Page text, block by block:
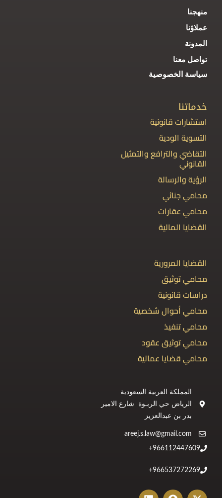
منهجنا
عملاؤنا
المدونة
تواصل معنا
سياسة الخصوصية
خدماتنا
استشارات قانونية
التسوية الودية
التقاضي والترافع والتمثيل
القانوني
الرؤية والرسالة
محامي جنائي
محامي عقارات
القضايا المالية
القضايا المرورية
محامي توثيق
دراسات قانونية
محامي أحوال شخصية
محامي تنفيذ
محامي توثيق عقود
محامي قضايا عمالية
المملكة العربية السعودية
الرياض حي الربـوة شارع الامير
بدر بن عبدالعزيز
areej.s.law@gmail.com
966112447609+
966537272269+